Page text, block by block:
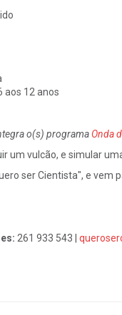
aos 12 anos
o(s) programa Onda
um vulcão, e simular
ser Cientista", e vem
261 933 543 |